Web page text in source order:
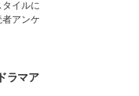
イルに
アンケ
ラマア